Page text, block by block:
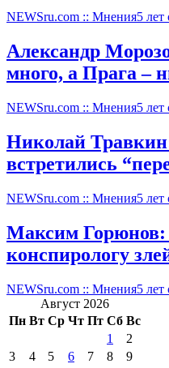
NEWSru.com :: Мнения5 лет
Александр
много, а Прага –
NEWSru.com :: Мнения5 лет
Николай
встретились
NEWSru.com :: Мнения5 лет
Максим Горюнов:
конспирологу
NEWSru.com :: Мнения5 лет
Август 2026
Пн Вт Ср Чт Пт Сб Вс
1
2
3
4 5 6 7 8
9